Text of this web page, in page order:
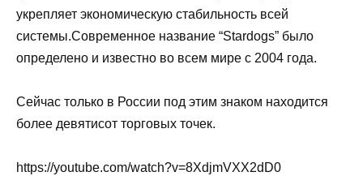
укрепляет экономическую стабильность всей
системы.Современное название “Stardogs” было
определено и известно во всем мире с 2004 года.
Сейчас только в России под этим знаком находится
более девятисот торговых точек.
https://youtube.com/watch?v=8XdjmVXX2dD0